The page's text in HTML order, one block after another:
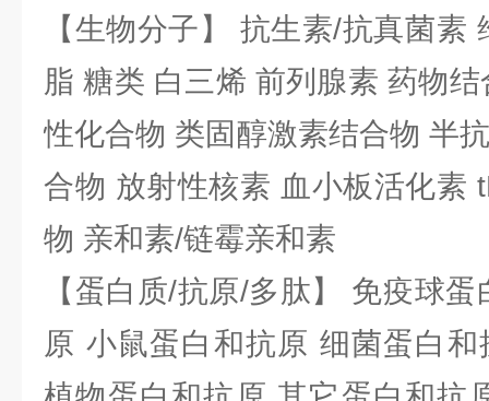
【生物分子】 抗生素/抗真菌素
脂 糖类 白三烯 前列腺素 药物
性化合物 类固醇激素结合物 半
合物 放射性核素 血小板活化素
物 亲和素/链霉亲和素
【蛋白质/抗原/多肽】 免疫球
原 小鼠蛋白和抗原 细菌蛋白